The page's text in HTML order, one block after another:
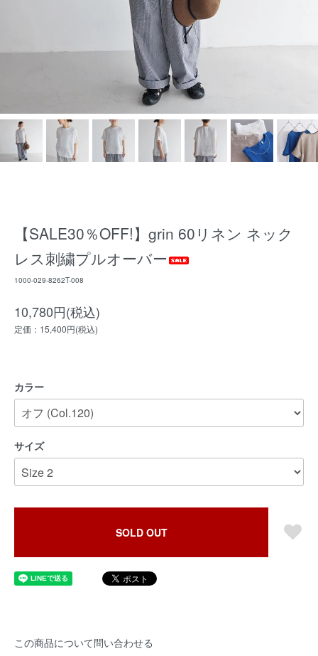
【SALE30％OFF!】grin 60リネン ネック
レス刺繍プルオーバー
1000-029-8262T-008
10,780円(税込)
定価：15,400円(税込)
カラー
サイズ
SOLD OUT
この商品について問い合わせる